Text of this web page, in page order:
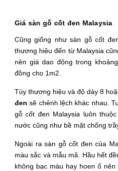
Giá sàn gỗ cốt đen Malaysia
Cũng giống như sàn gỗ cốt
thương hiệu đến từ Malaysia
nên giá dao động trong
đồng cho 1m2.
Tùy thương hiệu và độ dày 8
đen sẽ chênh lệch khác nhau.
gỗ cốt đen Malaysia luôn
nước cũng như bề mặt chống
Ngoài ra sàn gỗ cốt đen của
màu sắc và mẫu mã. Hầu hết
không bạc màu hay hoen ố